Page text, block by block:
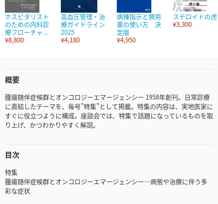
ホスピタリスト
のための内科診
療フローチャ...
¥8,800
高血圧管理・治
療ガイドライン
2025
¥4,180
病棟指示と頻用
薬の使い方 決
定版
¥4,950
ステロイドの虎
¥3,300
概要
腫瘍随伴症候群とオンコロジーエマージェンシー 1958年創刊。日常診療
に直結したテーマを、毎号"特集"として掲載。特集の内容は、実地医家に
すぐに役立つように構成。座談会では、特集で話題になっているものを取
り上げ、かつわかりやすく解説。
目次
特集
腫瘍随伴症候群とオンコロジーエマージェンシー―病態や治療に伴う多
彩な症状